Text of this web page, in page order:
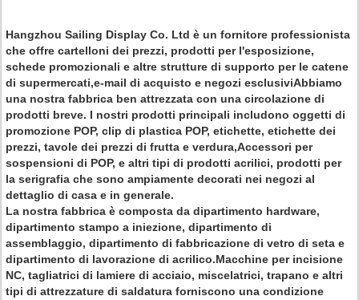
Hangzhou Sailing Display Co. Ltd è un fornitore professionista
che offre cartelloni dei prezzi, prodotti per l'esposizione,
schede promozionali e altre strutture di supporto per le catene
di supermercati,e-mail di acquisto e negozi esclusiviAbbiamo
una nostra fabbrica ben attrezzata con una circolazione di
prodotti breve. I nostri prodotti principali includono oggetti di
promozione POP, clip di plastica POP, etichette, etichette dei
prezzi, tavole dei prezzi di frutta e verdura,Accessori per
sospensioni di POP, e altri tipi di prodotti acrilici, prodotti per
la serigrafia che sono ampiamente decorati nei negozi al
dettaglio di casa e in generale.
La nostra fabbrica è composta da dipartimento hardware,
dipartimento stampo a iniezione, dipartimento di
assemblaggio, dipartimento di fabbricazione di vetro di seta e
dipartimento di lavorazione di acrilico.Macchine per incisione
NC, tagliatrici di lamiere di acciaio, miscelatrici, trapano e altri
tipi di attrezzature di saldatura forniscono una condizione